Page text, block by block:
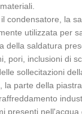
condensatore, la
utilizzata per
della saldatura
pori, inclusioni di
sollecitazioni
la parte della
presenti